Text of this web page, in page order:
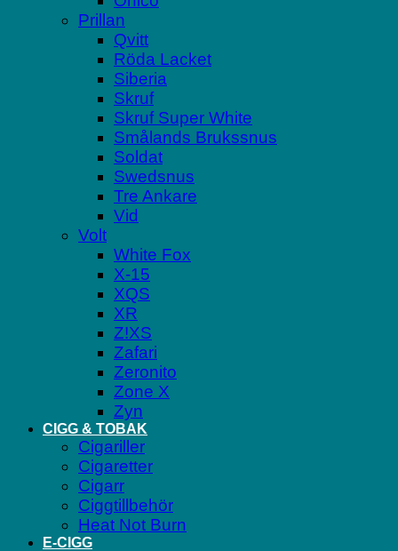
Prillan
Qvitt
Röda Lacket
Siberia
Skruf
Skruf Super White
Smålands Brukssnus
Soldat
Swedsnus
Tre Ankare
Vid
Volt
White Fox
X-15
XQS
XR
Z!XS
Zafari
Zeronito
Zone X
Zyn
CIGG & TOBAK
Cigariller
Cigaretter
Cigarr
Ciggtillbehör
Heat Not Burn
E-CIGG